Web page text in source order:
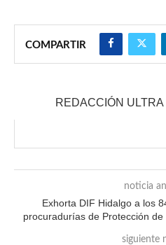
COMPARTIR
REDACCIÓN
noticia
Exhorta DIF Hidalgo a los
procuradurías de Protección
siguiente